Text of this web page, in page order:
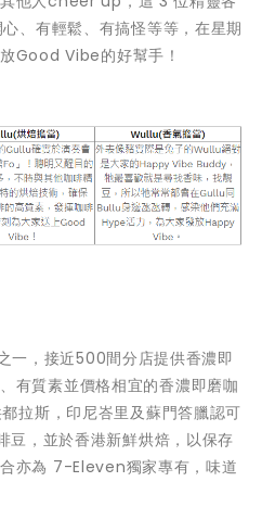
、有輕鬆、有搞怪等等，在星期
Good Vibe的好幫手！
一，接近500間分店提供香濃即
有質素並價格相宜的香濃即磨咖
拉斯，印尼峇里及蘇門答臘認可
，並於香港新鮮烘焙，以保存
亦為 7-Eleven獨家專有，味道